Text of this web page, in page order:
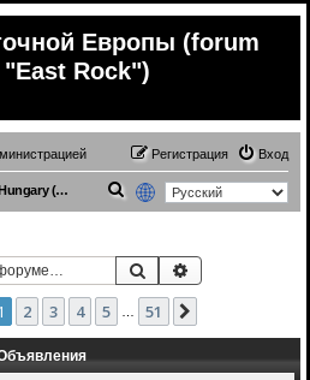
Европы (forum
"East Rock")
Вход
Регистрация
Hungary (lossless)
с
Поиск
из 51
2 3 4 5 51